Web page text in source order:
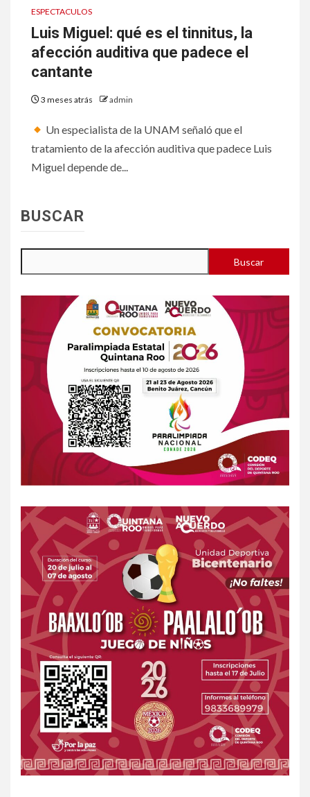
ESPECTACULOS
Luis Miguel: qué es el tinnitus, la
afección auditiva que padece el
cantante
3 meses atrás admin
Un especialista de la UNAM señaló que el
tratamiento de la afección auditiva que padece Luis
Miguel depende de...
BUSCAR
Buscar